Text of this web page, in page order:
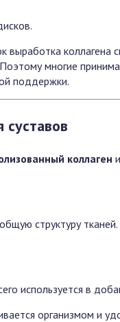
выработка коллагена
многие
поддержки.
суставов
коллаген
структуру тканей.
используется в
организмом и